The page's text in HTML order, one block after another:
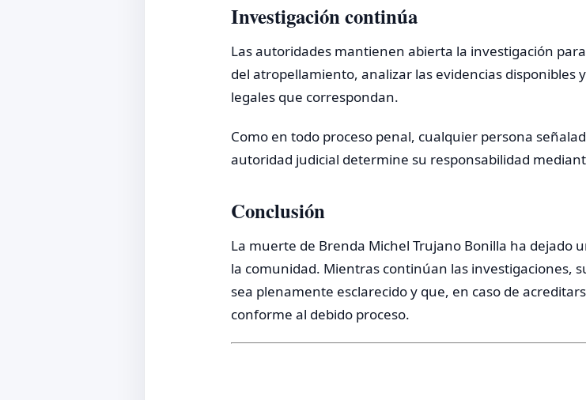
Investigación continúa
Las autoridades mantienen abierta la investigación
del atropellamiento, analizar las evidencias disponibles
legales que correspondan.
Como en todo proceso penal, cualquier persona
autoridad judicial determine su responsabilidad
Conclusión
La muerte de Brenda Michel Trujano Bonilla ha dejado
la comunidad. Mientras continúan las investigaciones,
sea plenamente esclarecido y que, en caso de
conforme al debido proceso.